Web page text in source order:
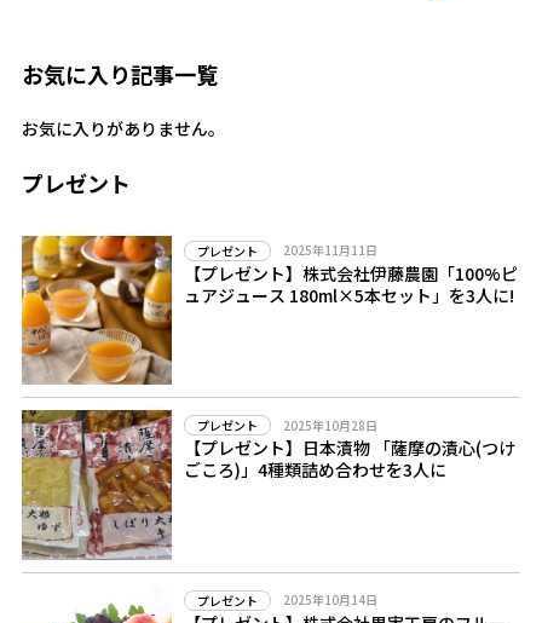
お気に入り記事一覧
お気に入りがありません。
プレゼント
プレゼント 2025年11月11日
【プレゼント】株式会社伊藤農園「100%ピ
ュアジュース 180ml×5本セット」を3人に!
プレゼント 2025年10月28日
【プレゼント】日本漬物 「薩摩の漬心(つけ
ごころ)」4種類詰め合わせを3人に
プレゼント 2025年10月14日